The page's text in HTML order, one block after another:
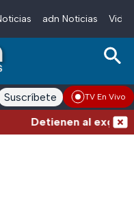
adn Noticias
adn Noticias Radio
Suscríbete TV En Vivo
Detienen al